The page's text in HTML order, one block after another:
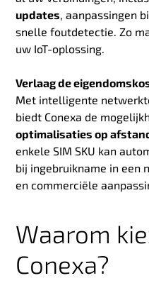
updates, aanpassingen
snelle foutdetectie. Zo
uw IoT-oplossing.
Verlaag de
Met intelligente
biedt Conexa de
optimalisaties op
enkele SIM SKU kan
bij ingebruikname in een
en commerciële
Waarom
Conexa?